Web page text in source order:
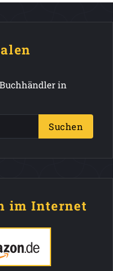
in
Suchen
im Internet